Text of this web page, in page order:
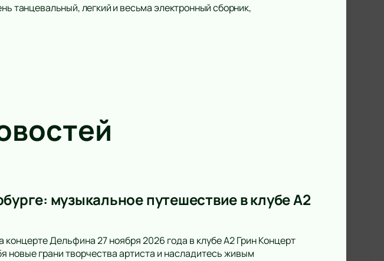
танцевальный, легкий и весьма электронный сборник,
музыкальное путешествие в клубе А2
концерте Дельфина 27 ноября 2026 года в клубе А2 Грин Концерт
новые грани творчества артиста и насладитесь живым